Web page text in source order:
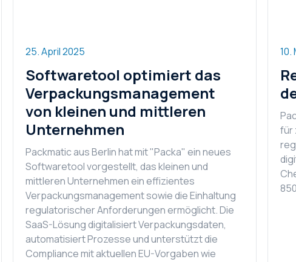
25. April 2025
Softwaretool optimiert das
Verpackungsmanagement
von kleinen und mittleren
Unternehmen
Packmatic aus Berlin hat mit "Packa" ein neues
Softwaretool vorgestellt, das kleinen und
mittleren Unternehmen ein effizientes
Verpackungsmanagement sowie die Einhaltung
regulatorischer Anforderungen ermöglicht. Die
SaaS-Lösung digitalisiert Verpackungsdaten,
automatisiert Prozesse und unterstützt die
Compliance mit aktuellen EU-Vorgaben wie
10.
für